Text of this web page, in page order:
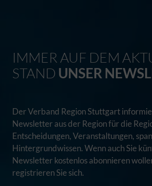
IMMER AUF DEM
STAND UNSER
Der Verband Region Stuttgart
Newsletter aus der Region für die
Entscheidungen, Veranstaltungen,
Hintergrundwissen. Wenn auch Sie
Newsletter kostenlos abonnieren
registrieren Sie sich.